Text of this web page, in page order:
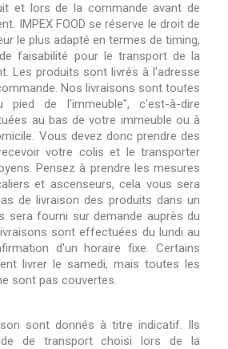
et lors de la commande avant de
IMPEX FOOD se réserve le droit de
le plus adapté en termes de timing,
faisabilité pour le transport de la
Les produits sont livrés à l'adresse
Nos livraisons sont toutes
pied de l'immeuble", c'est-à-dire
au bas de votre immeuble ou à
Vous devez donc prendre des
votre colis et le transporter
Pensez à prendre les mesures
et ascenseurs, cela vous sera
de livraison des produits dans un
sera fourni sur demande auprès du
sont effectuées du lundi au
d'un horaire fixe. Certains
livrer le samedi, mais toutes les
sont pas couvertes.
sont donnés à titre indicatif. Ils
de transport choisi lors de la